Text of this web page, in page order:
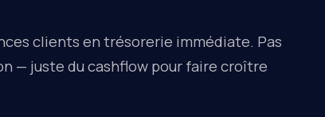
clients en trésorerie immédiate. Pas
— juste du cashflow pour faire croître